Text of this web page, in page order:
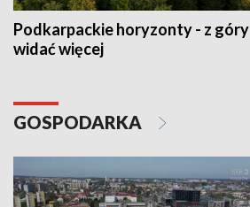
Podkarpackie horyzonty - z góry
widać więcej
GOSPODARKA